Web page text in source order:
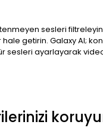
sesleri filtreleyin
getirin. Galaxy AI;
sesleri ayarlayarak